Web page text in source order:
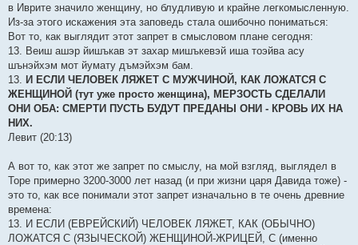
в Иврите значило женщину, но блудливую и крайне легкомысленную.
Из-за этого искажения эта заповедь стала ошибочно пониматься:
Вот то, как выглядит этот запрет в смысловом плане сегодня:
13. Веиш ашэр йишъкав эт заxар мишъкевэй иша тоэйва асу
шънэйxэм мот йумату дъмэйxэм бам.
13.
И ЕСЛИ ЧЕЛОВЕК ЛЯЖЕТ С МУЖЧИНОЙ, КАК ЛОЖАТСЯ С
ЖЕНЩИНОЙ (тут уже просто женщина), МЕРЗОСТЬ СДЕЛАЛИ
ОНИ ОБА: СМЕРТИ ПУСТЬ БУДУТ ПРЕДАНЫ ОНИ - КРОВЬ ИX НА
НИX.
Левит (20:13)
А вот то, как этот же запрет по смыслу, на мой взгляд, выглядел в
Торе примерно 3200-3000 лет назад (и при жизни царя Давида тоже) -
это то, как все понимали этот запрет изначально в те очень древние
времена:
13. И ЕСЛИ (ЕВРЕЙСКИЙ) ЧЕЛОВЕК ЛЯЖЕТ, КАК (ОБЫЧНО)
ЛОЖАТСЯ С (ЯЗЫЧЕСКОЙ) ЖЕНЩИНОЙ-ЖРИЦЕЙ, С (именно